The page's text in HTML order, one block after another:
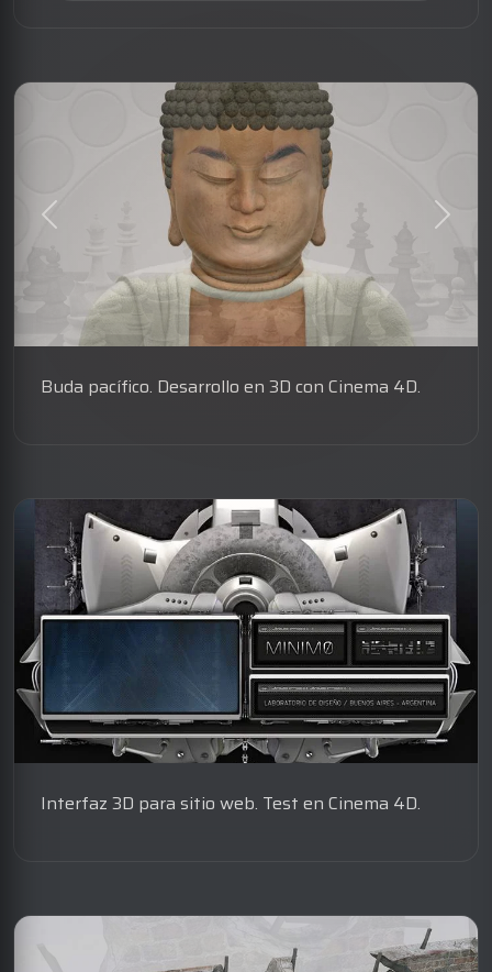
Buda pacífico. Desarrollo en 3D con Cinema 4D.
Interfaz 3D para sitio web. Test en Cinema 4D.